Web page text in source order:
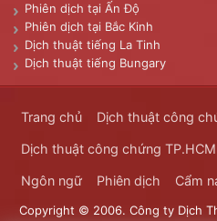
Phiên dịch tại Ấn Độ
Phiên dịch tại Bắc Kinh
Dịch thuật tiếng La Tinh
Dịch thuật tiếng Bungary
Trang chủ Dịch thuật công
Dịch thuật công chứng TP.HCM
Ngôn ngữ Phiên dịch Cẩm
Copyright © 2006. Công ty Dịch